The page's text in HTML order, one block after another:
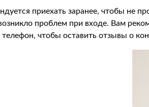
приехать заранее, чтобы не
проблем при входе. Вам
чтобы оставить отзывы о